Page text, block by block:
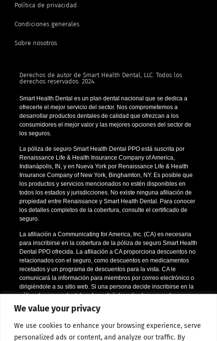
We value your privacy
We use cookies to enhance your browsing experience, serve
personalized ads or content, and analyze our traffic. By
Política de privacidad
Condiciones generales
Sobre nosotros
Derechos de autor de Smart Health Dental, LLC. Todos los
derechos reservados. 2024.
Smart Health Dental es un plan dental nacional que se dedica a
ofrecerle el mejor servicio del sector. Nos comprometemos a
desarrollar productos dentales de calidad que ofrezcan a los
consumidores el mejor valor y las mejores opciones del sector de
los seguros.
La póliza de seguro Smart Health Dental PPO está suscrita por
Renaissance Life & Health Insurance Company of America,
Indianápolis, IN, y en Nueva York por Renaissance Life & Health
Insurance Company of New York, Binghamton, NY. Es posible que
los productos y servicios mencionados no estén disponibles en
todos los estados y jurisdicciones. No existe ninguna afiliación de
propiedad entre Renaissance y Smart Health Dental. Para conocer
los detalles completos de la cobertura, consulte el certificado de
seguro.
La afiliación a Communicating for America, Inc. (CA) es necesaria
para inscribirse en la cobertura de la póliza de seguro Smart Health
Dental PPO ofrecida. La afiliación a CA proporciona descuentos no
relacionados con el seguro, como descuentos en medicamentos
recetados y un programa de descuentos para la vista. CA le
comunicará la información para miembros por correo electrónico o
dirigiéndole a su sitio web. Si una persona decide inscribirse en la
póliza de seguro dental, se le pedirá durante el proceso de
inscripción que confirme la aceptación de la afiliación a CA.
electrónico para conocer todos los detalles.